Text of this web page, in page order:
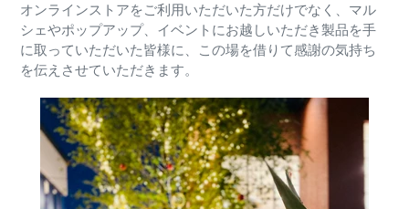
オンラインストアをご利用いただいた方だけでなく、マル
シェやポップアップ、イベントにお越しいただき製品を手
に取っていただいた皆様に、この場を借りて感謝の気持ち
を伝えさせていただきます。